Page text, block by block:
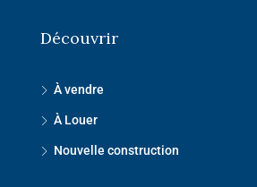
Découvrir
À vendre
À Louer
Nouvelle construction